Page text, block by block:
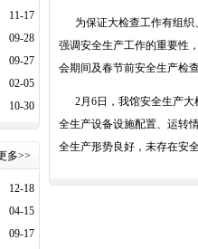
11-17
09-28
09-27
02-05
10-30
多>>
12-18
04-15
09-17
为保证大检查工作有组织
强调安全生产工作的重要性
会期间及春节前安全生产检查
2月6日，我馆安全生产大
全生产设备设施配置、运转
全生产形势良好，未存在安全